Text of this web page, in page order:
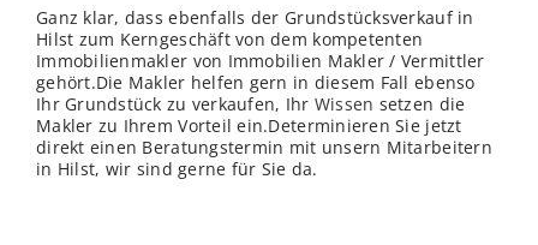
Ganz klar, dass ebenfalls der Grundstücksverkauf in
Hilst zum Kerngeschäft von dem kompetenten
Immobilienmakler von Immobilien Makler / Vermittler
gehört.Die Makler helfen gern in diesem Fall ebenso
Ihr Grundstück zu verkaufen, Ihr Wissen setzen die
Makler zu Ihrem Vorteil ein.Determinieren Sie jetzt
direkt einen Beratungstermin mit unsern Mitarbeitern
in Hilst, wir sind gerne für Sie da.